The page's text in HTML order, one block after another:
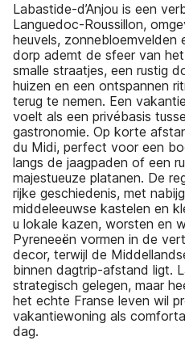
Labastide-d’Anjou is een
Languedoc-Roussillon,
heuvels, zonnebloemvelden
dorp ademt de sfeer van
smalle straatjes, een rustig
huizen en een ontspannen
terug te nemen. Een
voelt als een privébasis
gastronomie. Op korte
du Midi, perfect voor een
langs de jaagpaden of een
majestueuze platanen. De
rijke geschiedenis, met
middeleeuwse kastelen en
u lokale kazen, worsten en
Pyreneeën vormen in de
decor, terwijl de
binnen dagtrip-afstand ligt.
strategisch gelegen, maar
het echte Franse leven wil
vakantiewoning als
dag.